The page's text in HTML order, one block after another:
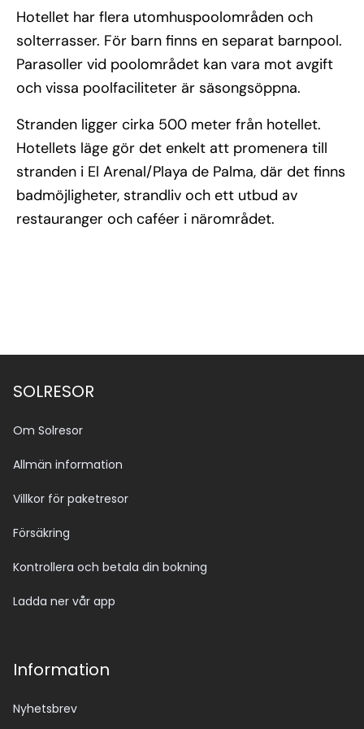
Hotellet har flera utomhuspoolområden och
solterrasser. För barn finns en separat barnpool.
Parasoller vid poolområdet kan vara mot avgift
och vissa poolfaciliteter är säsongsöppna.
Stranden ligger cirka 500 meter från hotellet.
Hotellets läge gör det enkelt att promenera till
stranden i El Arenal/Playa de Palma, där det finns
badmöjligheter, strandliv och ett utbud av
restauranger och caféer i närområdet.
SOLRESOR
Om Solresor
Allmän information
Villkor för paketresor
Försäkring
Kontrollera och betala din bokning
Ladda ner vår app
Information
Nyhetsbrev